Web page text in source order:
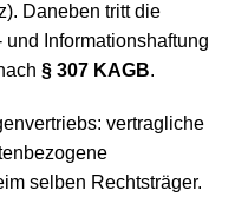
Daneben tritt die
Informationshaftung
§ 307 KAGB.
vertragliche
selben Rechtsträger.